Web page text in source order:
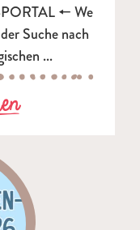
🠔 We
Suche nach
...
zu TOLLE